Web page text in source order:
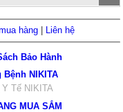
hàng Liên hệ
Bảo Hành
NIKITA
Tế NIKITA
MUA SẮM